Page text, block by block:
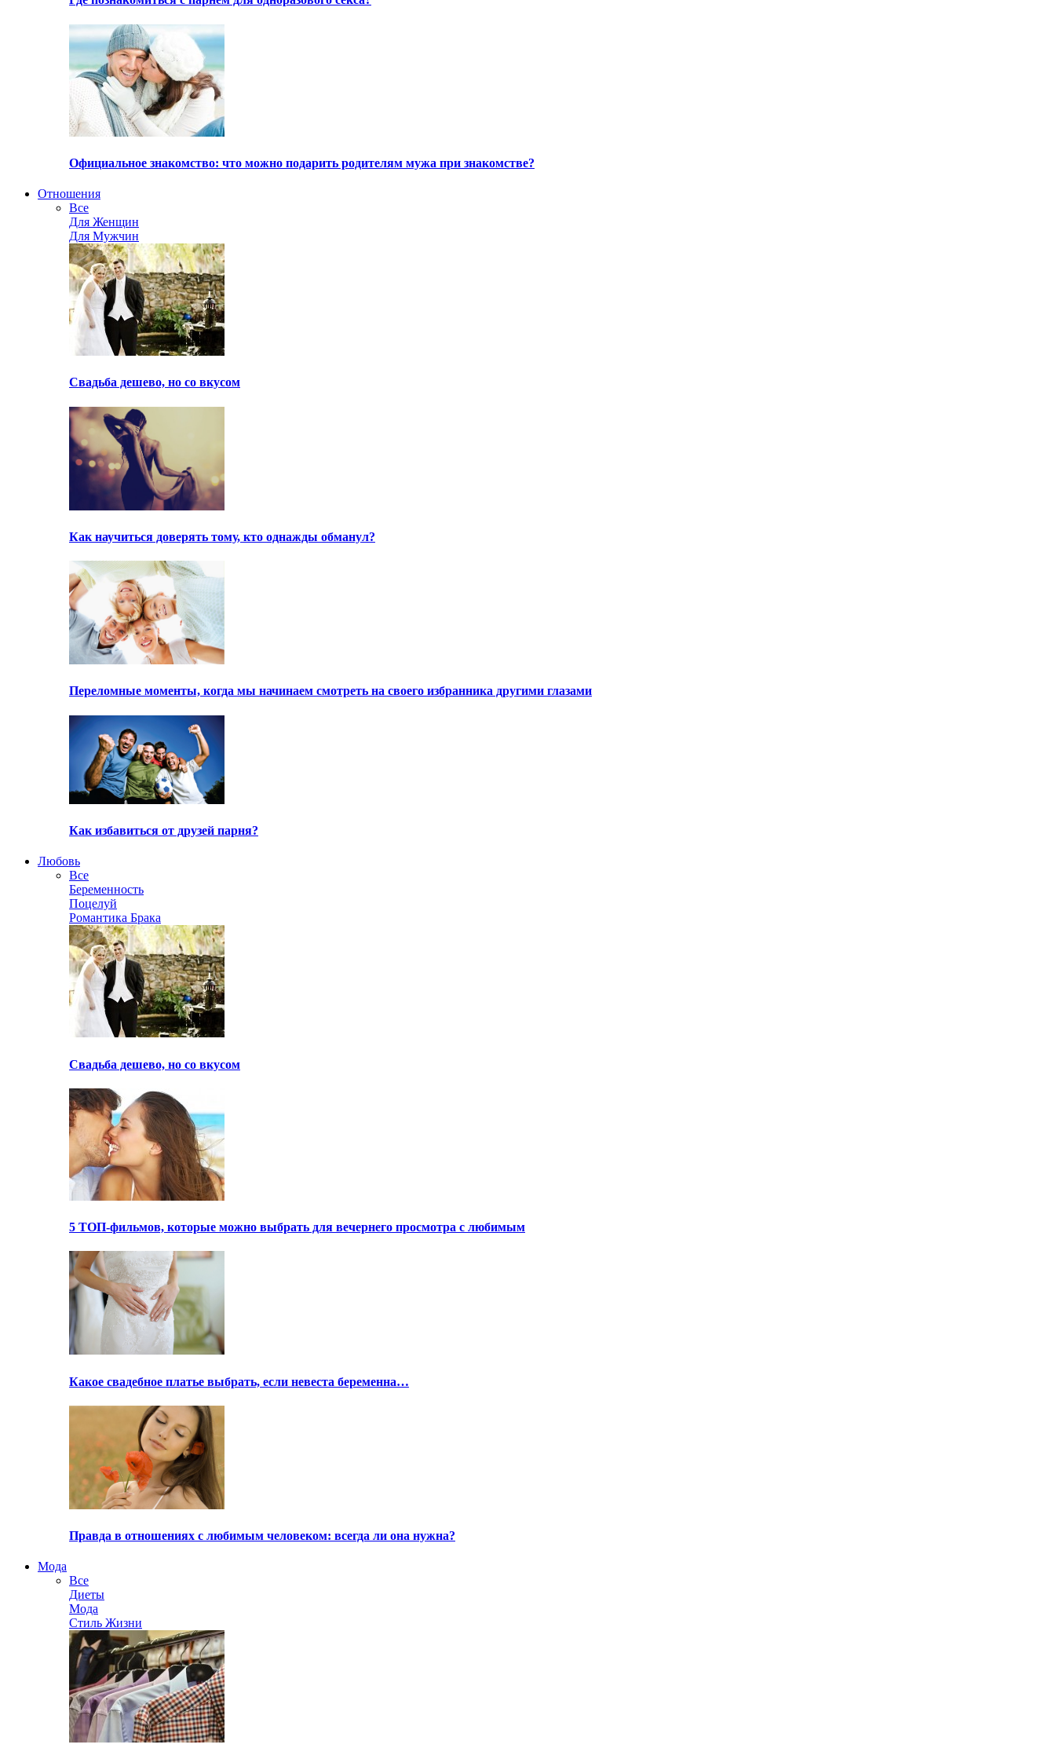
Официальное знакомство: что можно подарить родителям мужа при знакомстве?
Отношения
Все
Для Женщин
Для Мужчин
Свадьба дешево, но со вкусом
Как научиться доверять тому, кто однажды обманул?
Переломные моменты, когда мы начинаем смотреть на своего избранника другими глазами
Как избавиться от друзей парня?
Любовь
Все
Беременность
Поцелуй
Романтика Брака
Свадьба дешево, но со вкусом
5 ТОП-фильмов, которые можно выбрать для вечернего просмотра с любимым
Какое свадебное платье выбрать, если невеста беременна…
Правда в отношениях с любимым человеком: всегда ли она нужна?
Мода
Все
Диеты
Мода
Стиль Жизни